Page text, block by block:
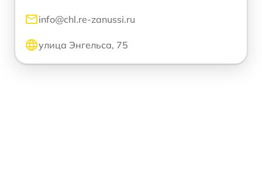
info@chl.re-zanussi.ru
улица Энгельса, 75